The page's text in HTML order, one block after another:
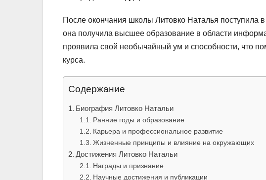
После окончания школы Литовко Наталья поступила
она получила высшее образование в области
проявила свой необычайный ум и способности, что
курса.
Содержание
Биография Литовко Натальи
Ранние годы и образование
Карьера и профессиональное развитие
Жизненные принципы и влияние на окружающих
Достижения Литовко Натальи
Награды и признание
Научные достижения и публикации